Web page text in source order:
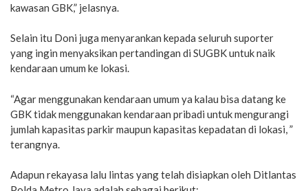
kawasan GBK,” jelasnya.
Selain itu Doni juga menyarankan kepada seluruh suporter
yang ingin menyaksikan pertandingan di SUGBK untuk naik
kendaraan umum ke lokasi.
“Agar menggunakan kendaraan umum ya kalau bisa datang ke
GBK tidak menggunakan kendaraan pribadi untuk mengurangi
jumlah kapasitas parkir maupun kapasitas kepadatan di lokasi, ”
terangnya.
Adapun rekayasa lalu lintas yang telah disiapkan oleh Ditlantas